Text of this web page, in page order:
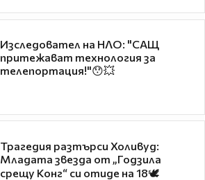
Изследовател на НЛО: "САЩ
притежават технология за
телепортация!"😯💥
Трагедия разтърси Холивуд:
Младата звезда от „Годзила
срещу Конг“ си отиде на 18🕊️